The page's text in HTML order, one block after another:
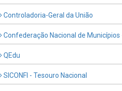
Controladoria-Geral da União
Confederação Nacional de Municípios
QEdu
SICONFI - Tesouro Nacional